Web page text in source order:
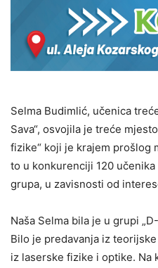
Selma Budimlić, učenica
Sava“, osvojila je treće
fizike“ koji je krajem prošlog
to u konkurenciji 120
grupa, u zavisnosti od
Naša Selma bila je u grupi
Bilo je predavanja iz
iz laserske fizike i optike. Na